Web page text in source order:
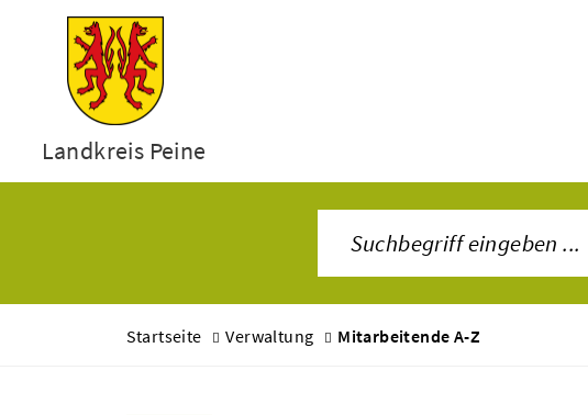
Landkreis Peine
Startseite Verwaltung Mitarbeitende A-Z